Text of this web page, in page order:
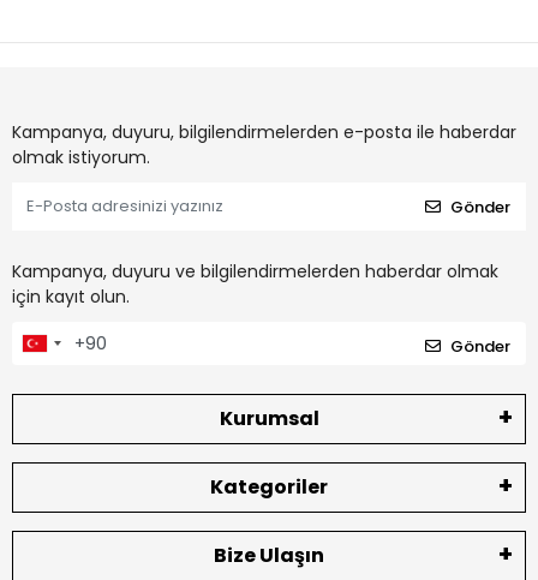
Kampanya, duyuru, bilgilendirmelerden e-posta ile haberdar
olmak istiyorum.
Gönder
Kampanya, duyuru ve bilgilendirmelerden haberdar olmak
için kayıt olun.
Gönder
Kurumsal
Kategoriler
Bize Ulaşın